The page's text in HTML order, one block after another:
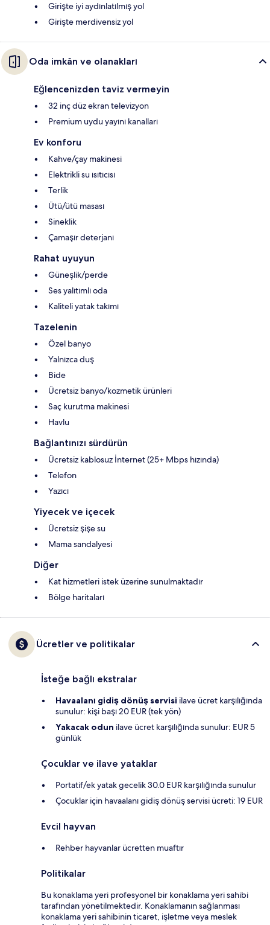
Girişte iyi aydınlatılmış yol
Girişte merdivensiz yol
Oda imkân ve olanakları
Eğlencenizden taviz vermeyin
32 inç düz ekran televizyon
Premium uydu yayını kanalları
Ev konforu
Kahve/çay makinesi
Elektrikli su ısıtıcısı
Terlik
Ütü/ütü masası
Sineklik
Çamaşır deterjanı
Rahat uyuyun
Güneşlik/perde
Ses yalıtımlı oda
Kaliteli yatak takımı
Tazelenin
Özel banyo
Yalnızca duş
Bide
Ücretsiz banyo/kozmetik ürünleri
Saç kurutma makinesi
Havlu
Bağlantınızı sürdürün
Ücretsiz kablosuz İnternet (25+ Mbps hızında)
Telefon
Yazıcı
Yiyecek ve içecek
Ücretsiz şişe su
Mama sandalyesi
Diğer
Kat hizmetleri istek üzerine sunulmaktadır
Bölge haritaları
Ücretler ve politikalar
İsteğe bağlı ekstralar
Havaalanı gidiş dönüş servisi ilave ücret karşılığında
sunulur: kişi başı 20 EUR (tek yön)
Yakacak odun ilave ücret karşılığında sunulur: EUR 5
günlük
Çocuklar ve ilave yataklar
Portatif/ek yatak gecelik 30.0 EUR karşılığında sunulur
Çocuklar için havaalanı gidiş dönüş servisi ücreti: 19 EUR
Evcil hayvan
Rehber hayvanlar ücretten muaftır
Politikalar
Bu konaklama yeri profesyonel bir konaklama yeri sahibi
tarafından yönetilmektedir. Konaklamanın sağlanması
konaklama yeri sahibinin ticaret, işletme veya meslek